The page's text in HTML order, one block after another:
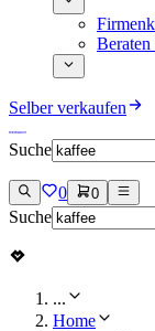
Beraten
Selber verkaufen
Suche
0 0
Suche
...
Home